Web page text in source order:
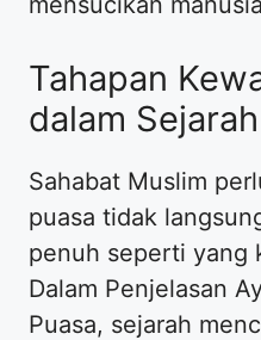
Tahapan
dalam Sejarah
Sahabat Muslim
puasa tidak
penuh seperti yang
Dalam Penjelasan
Puasa, sejarah